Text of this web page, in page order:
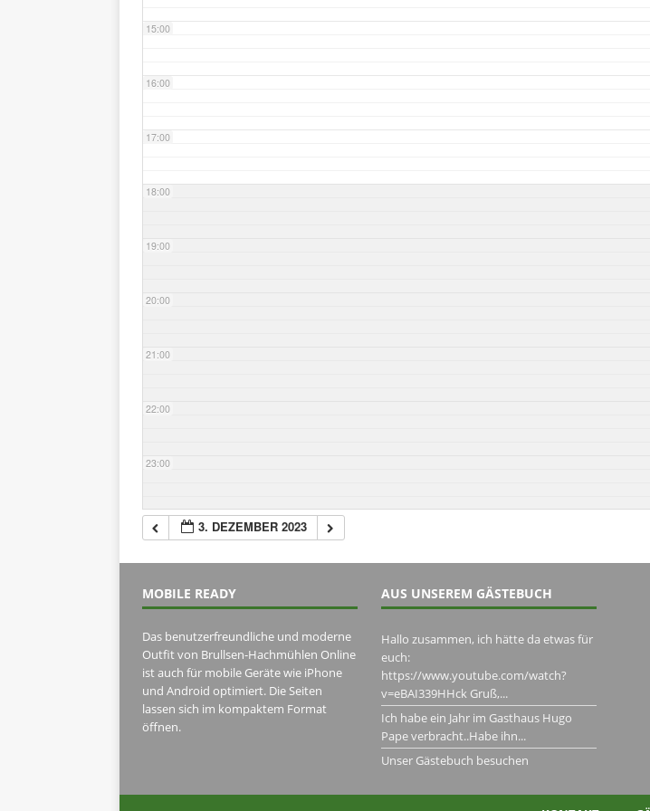
15:00
16:00
17:00
18:00
19:00
20:00
21:00
22:00
23:00
3. DEZEMBER 2023
MOBILE READY
Das benutzerfreundliche und moderne
Outfit von Brullsen-Hachmühlen Online
ist auch für mobile Geräte wie iPhone
und Android optimiert. Die Seiten
lassen sich im kompaktem Format
öffnen.
AUS UNSEREM GÄSTEBUCH
Hallo zusammen, ich hätte da etwas für
euch:
https://www.youtube.com/watch?
v=eBAI339HHck Gruß,...
Ich habe ein Jahr im Gasthaus Hugo
Pape verbracht..Habe ihn...
Unser Gästebuch besuchen